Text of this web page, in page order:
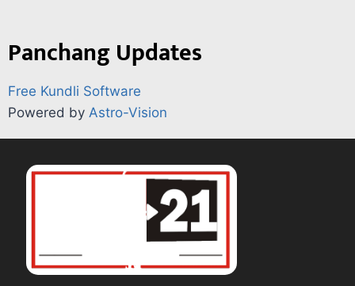
Panchang Updates
Free Kundli Software
Powered by Astro-Vision